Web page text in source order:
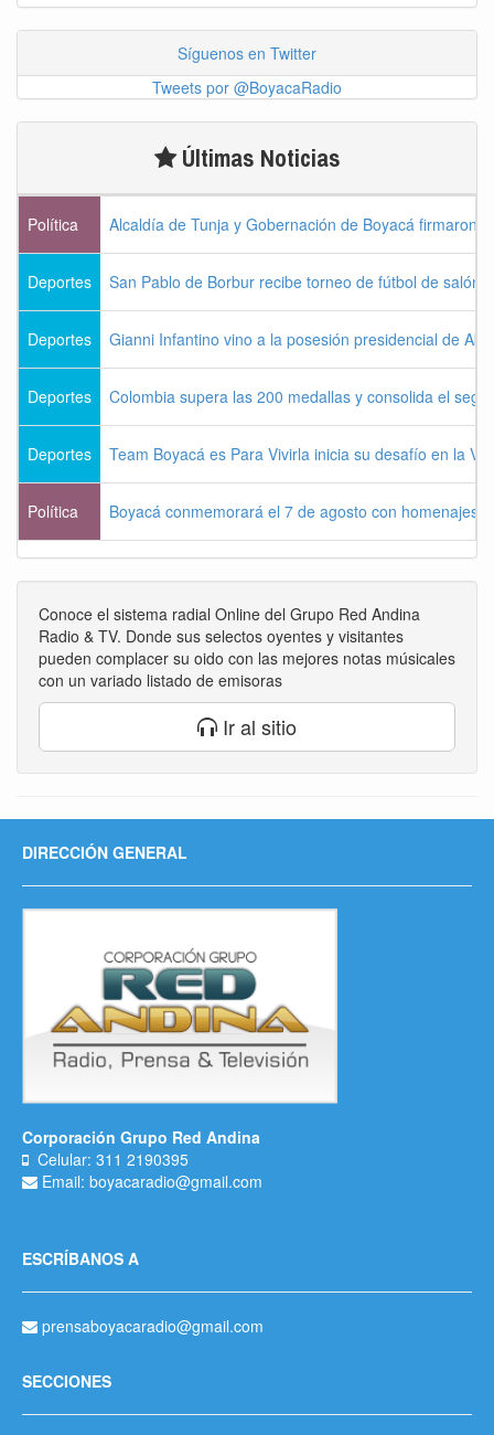
Síguenos en Twitter
Tweets por @BoyacaRadio
Últimas Noticias
Política Alcaldía de Tunja y Gobernación de Boyacá firmaron
Deportes San Pablo de Borbur recibe torneo de fútbol de salón
Deportes Gianni Infantino vino a la posesión presidencial de
Deportes Colombia supera las 200 medallas y consolida el
Deportes Team Boyacá es Para Vivirla inicia su desafío en la
Política Boyacá conmemorará el 7 de agosto con homenajes
Conoce el sistema radial Online del Grupo Red Andina
Radio & TV. Donde sus selectos oyentes y visitantes
pueden complacer su oido con las mejores notas músicales
con un variado listado de emisoras
Ir al sitio
DIRECCIÓN GENERAL
Corporación Grupo Red Andina
Celular: 311 2190395
Email: boyacaradio@gmail.com
ESCRÍBANOS A
prensaboyacaradio@gmail.com
SECCIONES